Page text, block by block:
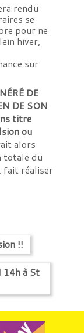
rendu
se
pour ne
hiver,
sur
DE
DE SON
titre
ou
alors
totale du
fait réaliser
!!
14h à St